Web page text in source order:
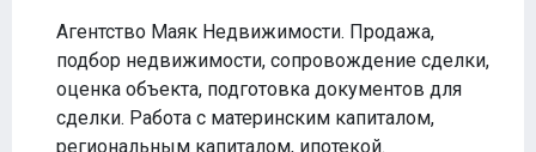
Агентство Маяк Недвижимости. Продажа,
подбор недвижимости, сопровождение сделки,
оценка объекта, подготовка документов для
сделки. Работа с материнским капиталом,
региональным капиталом, ипотекой.